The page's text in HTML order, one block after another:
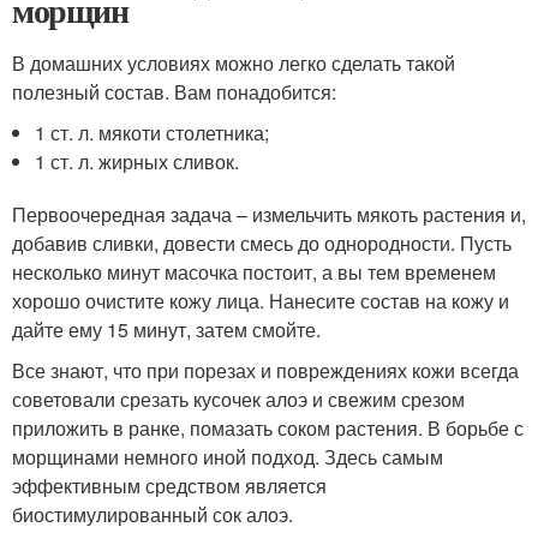
В домашних условиях можно легко сделать такой
полезный состав. Вам понадобится:
1 ст. л. мякоти столетника;
1 ст. л. жирных сливок.
Первоочередная задача – измельчить мякоть растения и,
добавив сливки, довести смесь до однородности. Пусть
несколько минут масочка постоит, а вы тем временем
хорошо очистите кожу лица. Нанесите состав на кожу и
дайте ему 15 минут, затем смойте.
Все знают, что при порезах и повреждениях кожи всегда
советовали срезать кусочек алоэ и свежим срезом
приложить в ранке, помазать соком растения. В борьбе с
морщинами немного иной подход. Здесь самым
эффективным средством является
биостимулированный сок алоэ.